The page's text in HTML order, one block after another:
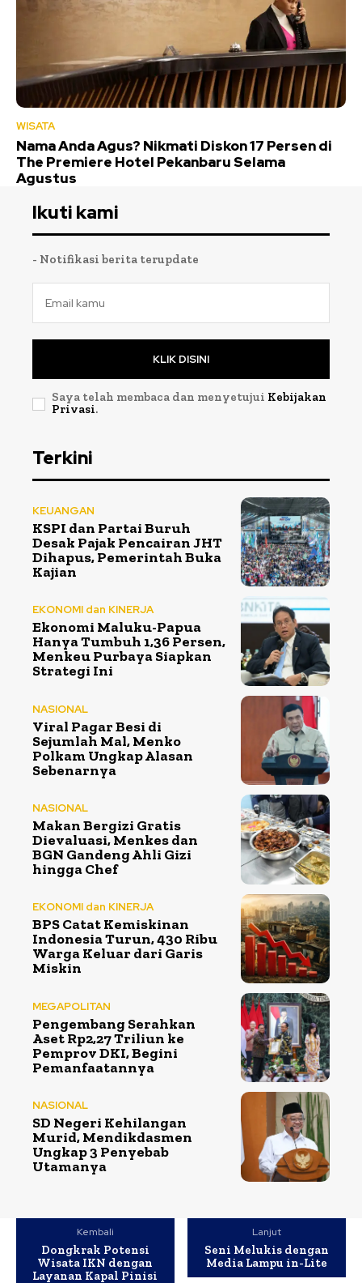
WISATA
Nama Anda Agus? Nikmati Diskon 17 Persen di
The Premiere Hotel Pekanbaru Selama
Agustus
Ikuti kami
- Notifikasi berita terupdate
KLIK DISINI
Saya telah membaca dan menyetujui Kebijakan
Privasi.
Terkini
KEUANGAN
KSPI dan Partai Buruh
Desak Pajak Pencairan JHT
Dihapus, Pemerintah Buka
Kajian
EKONOMI dan KINERJA
Ekonomi Maluku-Papua
Hanya Tumbuh 1,36 Persen,
Menkeu Purbaya Siapkan
Strategi Ini
NASIONAL
Viral Pagar Besi di
Sejumlah Mal, Menko
Polkam Ungkap Alasan
Sebenarnya
NASIONAL
Makan Bergizi Gratis
Dievaluasi, Menkes dan
BGN Gandeng Ahli Gizi
hingga Chef
EKONOMI dan KINERJA
BPS Catat Kemiskinan
Indonesia Turun, 430 Ribu
Warga Keluar dari Garis
Miskin
MEGAPOLITAN
Pengembang Serahkan
Aset Rp2,27 Triliun ke
Pemprov DKI, Begini
Pemanfaatannya
NASIONAL
SD Negeri Kehilangan
Murid, Mendikdasmen
Ungkap 3 Penyebab
Utamanya
Kembali
Dongkrak Potensi
Wisata IKN dengan
Layanan Kapal Pinisi
Lanjut
Seni Melukis dengan
Media Lampu in-Lite